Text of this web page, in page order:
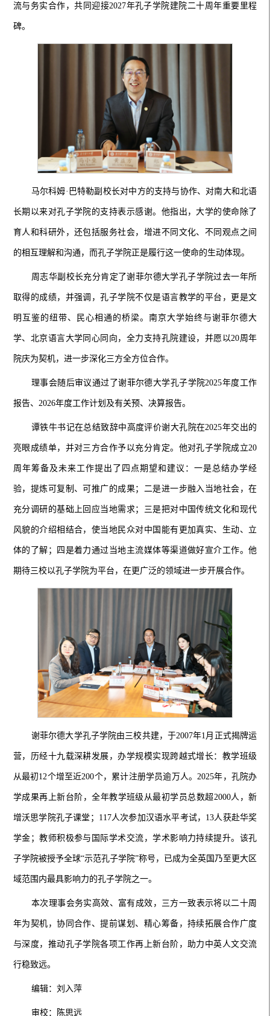
流与务实合作，共同迎接2027年孔子学院建院二十周年重要里程
碑。
马尔科姆·巴特勒副校长对中方的支持与协作、对南大和北语
长期以来对孔子学院的支持表示感谢。他指出，大学的使命除了
育人和科研外，还包括服务社会，增进不同文化、不同观点之间
的相互理解和沟通，而孔子学院正是履行这一使命的生动体现。
周志华副校长充分肯定了谢菲尔德大学孔子学院过去一年所
取得的成绩，并强调，孔子学院不仅是语言教学的平台，更是文
明互鉴的纽带、民心相通的桥梁。南京大学始终与谢菲尔德大
学、北京语言大学同心同向，全力支持孔院建设，并愿以20周年
院庆为契机，进一步深化三方全方位合作。
理事会随后审议通过了谢菲尔德大学孔子学院2025年度工作
报告、2026年度工作计划及有关预、决算报告。
谭铁牛书记在总结致辞中高度评价谢大孔院在2025年交出的
亮眼成绩单，并对三方合作予以充分肯定。他对孔子学院成立20
周年筹备及未来工作提出了四点期望和建议：一是总结办学经
验，提炼可复制、可推广的成果；二是进一步融入当地社会，在
充分调研的基础上回应当地需求；三是把对中国传统文化和现代
风貌的介绍相结合，使当地民众对中国能有更加真实、生动、立
体的了解；四是着力通过当地主流媒体等渠道做好宣介工作。他
期待三校以孔子学院为平台，在更广泛的领域进一步开展合作。
谢菲尔德大学孔子学院由三校共建，于2007年1月正式揭牌运
营，历经十九载深耕发展，办学规模实现跨越式增长：教学班级
从最初12个增至近200个，累计注册学员逾万人。2025年，孔院办
学成果再上新台阶，全年教学班级从最初学员总数超2000人，新
增沃思学院孔子课堂；117人次参加汉语水平考试，13人获赴华奖
学金；教师积极参与国际学术交流，学术影响力持续提升。该孔
子学院被授予全球“示范孔子学院”称号，已成为全英国乃至更大区
域范围内最具影响力的孔子学院之一。
本次理事会务实高效、富有成效，三方一致表示将以二十周
年为契机，协同合作、提前谋划、精心筹备，持续拓展合作广度
与深度，推动孔子学院各项工作再上新台阶，助力中英人文交流
行稳致远。
编辑：刘入萍
审校：陈思远